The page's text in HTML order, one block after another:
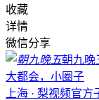
收藏
详情
微信分享
朝九晚
大都会，小圈子
上海 · 梨视频官方